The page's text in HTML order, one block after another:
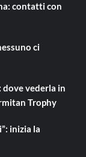
contatti con
ci
vederla in
Trophy
inizia la